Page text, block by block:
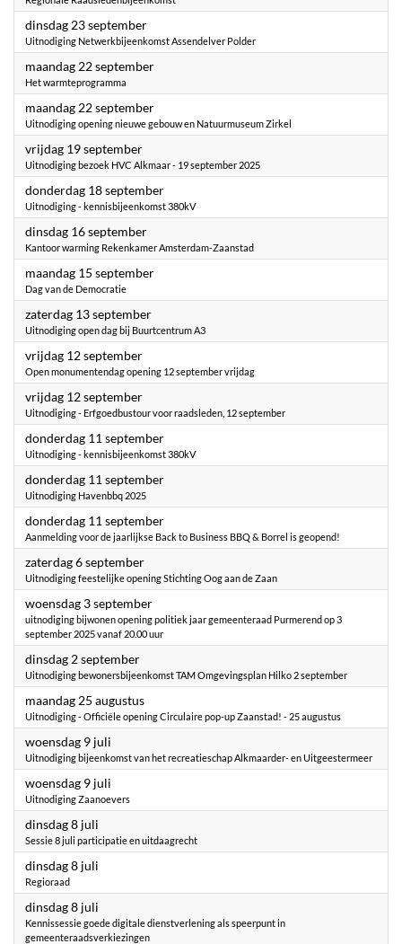
dinsdag 23 september2025
Uitnodiging Netwerkbijeenkomst Assendelver Polder
maandag 22 september2025
Het warmteprogramma
maandag 22 september2025
Uitnodiging opening nieuwe gebouw en Natuurmuseum Zirkel
vrijdag 19 september2025
Uitnodiging bezoek HVC Alkmaar - 19 september 2025
donderdag 18 september2025
Uitnodiging - kennisbijeenkomst 380kV
dinsdag 16 september2025
Kantoor warming Rekenkamer Amsterdam-Zaanstad
maandag 15 september2025
Dag van de Democratie
zaterdag 13 september2025
Uitnodiging open dag bij Buurtcentrum A3
vrijdag 12 september2025
Open monumentendag opening 12 september vrijdag
vrijdag 12 september2025
Uitnodiging - Erfgoedbustour voor raadsleden, 12 september
donderdag 11 september2025
Uitnodiging - kennisbijeenkomst 380kV
donderdag 11 september2025
Uitnodiging Havenbbq 2025
donderdag 11 september2025
Aanmelding voor de jaarlijkse Back to Business BBQ & Borrel is geopend!
zaterdag 6 september2025
Uitnodiging feestelijke opening Stichting Oog aan de Zaan
woensdag 3 september2025
uitnodiging bijwonen opening politiek jaar gemeenteraad Purmerend op 3
september 2025 vanaf 20.00 uur
dinsdag 2 september2025
Uitnodiging bewonersbijeenkomst TAM Omgevingsplan Hilko 2 september
maandag 25 augustus2025
Uitnodiging - Officiële opening Circulaire pop-up Zaanstad! - 25 augustus
woensdag 9 juli
Uitnodiging bijeenkomst van het recreatieschap Alkmaarder- en Uitgeestermeer
woensdag 9 juli
Uitnodiging Zaanoevers
dinsdag 8 juli
Sessie 8 juli participatie en uitdaagrecht
dinsdag 8 juli
Regioraad
dinsdag 8 juli
Kennissessie goede digitale dienstverlening als speerpunt in
gemeenteraadsverkiezingen